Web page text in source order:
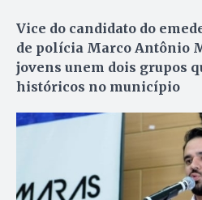
Vice do candidato do
de polícia Marco Antônio
jovens unem dois grupos
históricos no município